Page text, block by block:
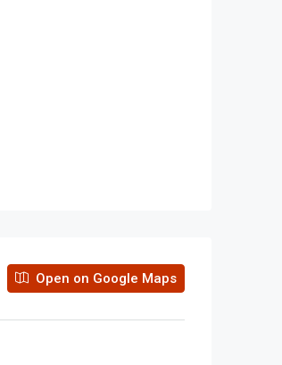
Open on Google Maps